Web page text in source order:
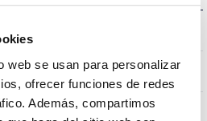
web se usan para personalizar
ofrecer funciones de redes
Además, compartimos
295×1.195x 40mm
Empotrar